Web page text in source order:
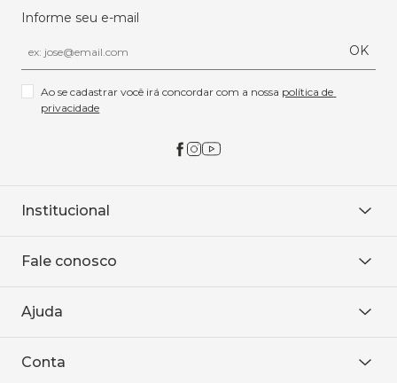
Informe seu e-mail
OK
Ao se cadastrar você irá concordar com a nossa política de
privacidade
Institucional
Onde encontrar
Baixe o APP
Fale conosco
WhatsApp
Ajuda
Política de entrega
Conta